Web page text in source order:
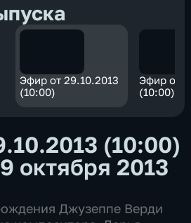
Эфир от 29.10.2013
(10:00)
Эфир от
(10:00)
(10:00)
октября 2013
Джузеппе Верди